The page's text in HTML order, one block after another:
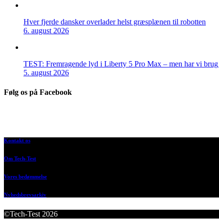
Hver fjerde dansker overlader helst græsplænen til robotten
6. august 2026
TEST: Fremragende lyd i Liberty 5 Pro Max – men har vi brug
5. august 2026
Følg os på Facebook
Kontakt os
Om Tech-Test
Vores bedømmelse
Nyhedsbrevsarkiv
©Tech-Test 2026